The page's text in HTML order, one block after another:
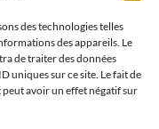
des technologies telles
des appareils. Le
de traiter des données
uniques sur ce site. Le fait de
avoir un effet négatif sur